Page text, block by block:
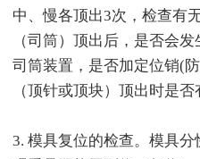
中、慢各顶出3次，检查有
（司筒）顶出后，是否会
司筒装置，是否加定位销(
（顶针或顶块）顶出时是否
3. 模具复位的检查。模具分